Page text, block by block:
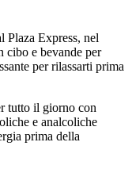
Express, nel
e bevande per
per rilassarti prima
tutto il giorno con
e analcoliche
prima della